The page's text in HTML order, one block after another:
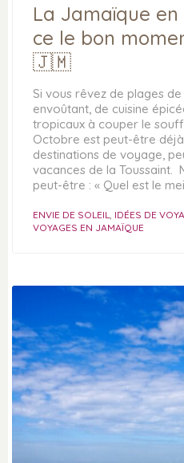
La Jamaïque en
ce le bon
🇯🇲
Si vous rêvez de plages
envoûtant, de cuisine
tropicaux à couper le
Octobre est peut-être
destinations de voyage,
vacances de la Toussaint.
peut-être : « Quel est le
ENVIE DE SOLEIL IDÉES DE
VOYAGES EN JAMAÏQUE